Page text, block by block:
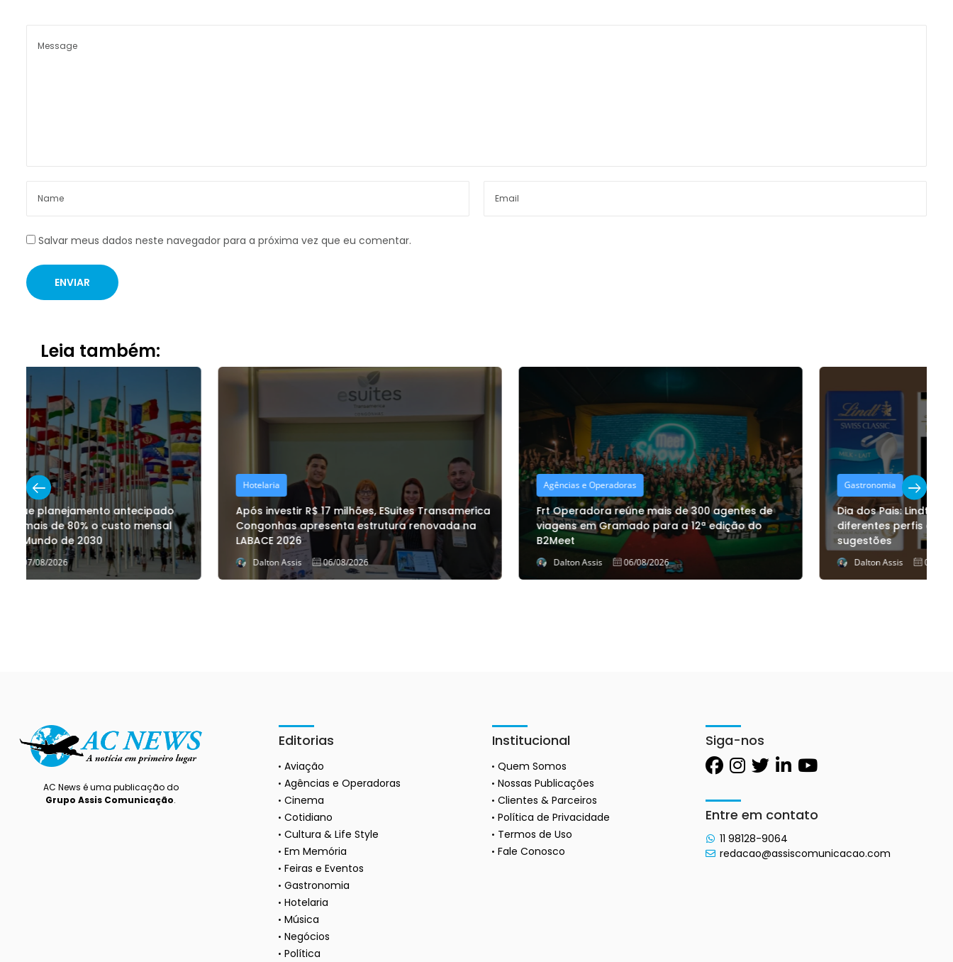
Salvar meus dados neste navegador para a próxima vez que eu comentar.
Leia também:
Hotelaria
Após investir R$ 17 milhões, ESuites Transamerica
Congonhas apresenta estrutura renovada na
LABACE 2026
Dalton Assis 06/08/2026
Agências e Operadoras
Frt Operadora reúne mais de 300 agentes de
viagens em Gramado para a 12ª edição do
B2Meet
Dalton Assis 06/08/2026
Gastronomia
Dia dos Pais: Lindt reúne chocolates para
diferentes perfis de presente; confira
sugestões
Dalton Assis
AC News é uma publicação do
Grupo Assis Comunicação.
Editorias
Aviação
Agências e Operadoras
Cinema
Cotidiano
Cultura & Life Style
Em Memória
Feiras e Eventos
Gastronomia
Hotelaria
Música
Negócios
Política
Institucional
Quem Somos
Nossas Publicações
Clientes & Parceiros
Política de Privacidade
Termos de Uso
Fale Conosco
Siga-nos
Entre em contato
11 98128-9064
redacao@assiscomunicacao.com